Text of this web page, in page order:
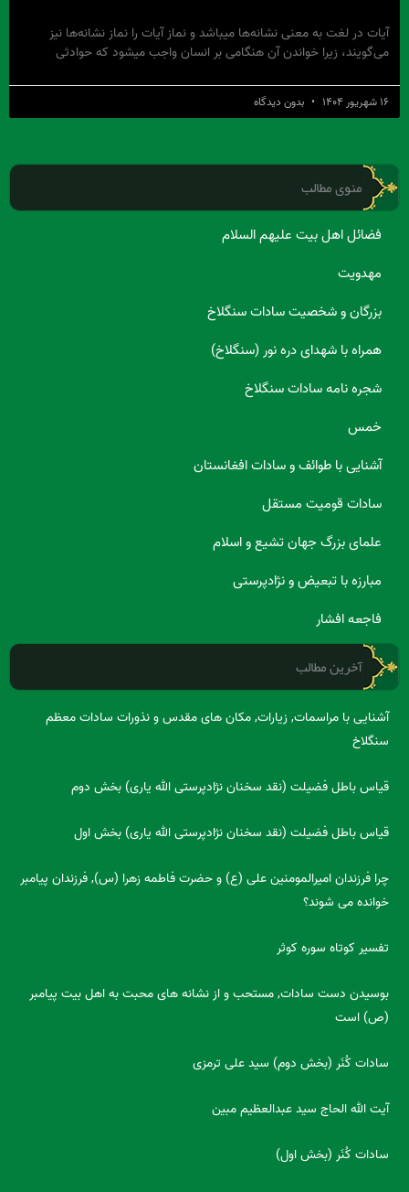
آیات در لغت به معنی نشانه‌ها میباشد و نماز آیات را نماز نشانه‌ها نیز
می‌گویند، زیرا خواندن آن هنگامی بر انسان واجب میشود که حوادثی
۱۶ شهریور ۱۴۰۴ بدون دیدگاه
منوی مطالب
فضائل اهل بیت علیهم السلام
مهدویت
بزرگان و شخصیت سادات سنگلاخ
همراه با شهدای دره نور (سنگلاخ)
شجره نامه سادات سنگلاخ
خمس
آشنایی با طوائف و سادات افغانستان
سادات قومیت مستقل
علمای بزرگ جهان تشیع و اسلام
مبارزه با تبعیض و نژادپرستی
فاجعه افشار
آخرین مطالب
آشنایی با مراسمات, زیارات, مکان های مقدس و نذورات سادات معظم
سنگلاخ
قیاس باطل فضیلت (نقد سخنان نژادپرستی الله یاری) بخش دوم
قیاس باطل فضیلت (نقد سخنان نژادپرستی الله یاری) بخش اول
چرا فرزندان امیرالمومنین علی (ع) و حضرت فاطمه زهرا (س), فرزندان پیامبر
خوانده می شوند؟
تفسیر کوتاه سوره کوثر
بوسیدن دست سادات, مستحب و از نشانه های محبت به اهل بیت پیامبر
(ص) است
سادات کُنَر (بخش دوم) سید علی ترمزی
آیت الله الحاج سید عبدالعظیم مبین
سادات کُنَر (بخش اول)